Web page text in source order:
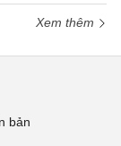
Xem thêm
bản